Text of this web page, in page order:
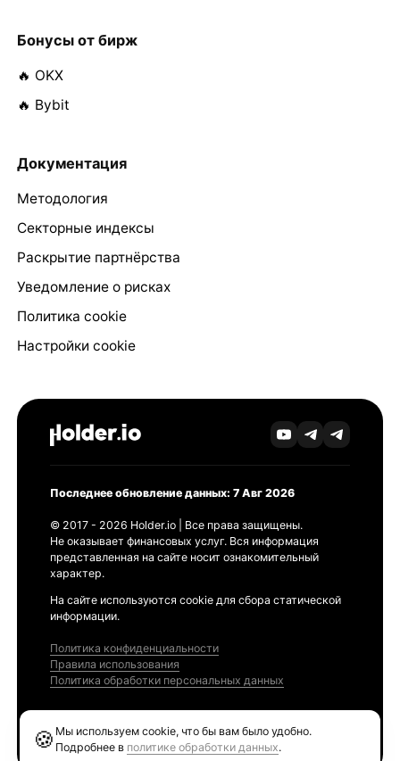
Бонусы от бирж
🔥 OKX
🔥 Bybit
Документация
Методология
Секторные индексы
Раскрытие партнёрства
Уведомление о рисках
Политика cookie
Настройки cookie
Последнее обновление данных: 7 Авг 2026
© 2017 - 2026 Holder.io | Все права защищены.
Не оказывает финансовых услуг. Вся информация
представленная на сайте носит ознакомительный
характер.
На сайте используются cookie для сбора статической
информации.
Политика конфиденциальности
Правила использования
Политика обработки персональных данных
🍪 Мы используем cookie, что бы вам было удобно.
Подробнее в политике обработки данных.
Ethereum GAS Tracker